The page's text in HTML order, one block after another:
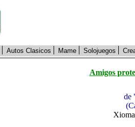
Autos Clasicos Mame Solojuegos
Amigos
de